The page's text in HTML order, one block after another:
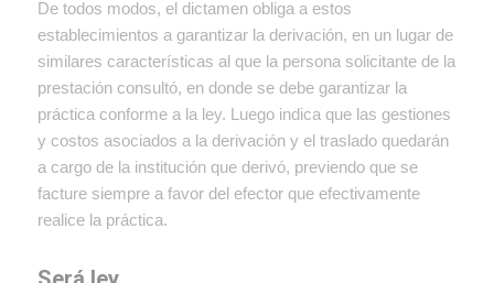
De todos modos, el dictamen obliga a estos
establecimientos a garantizar la derivación, en un lugar de
similares características al que la persona solicitante de la
prestación consultó, en donde se debe garantizar la
práctica conforme a la ley. Luego indica que las gestiones
y costos asociados a la derivación y el traslado quedarán
a cargo de la institución que derivó, previendo que se
facture siempre a favor del efector que efectivamente
realice la práctica.